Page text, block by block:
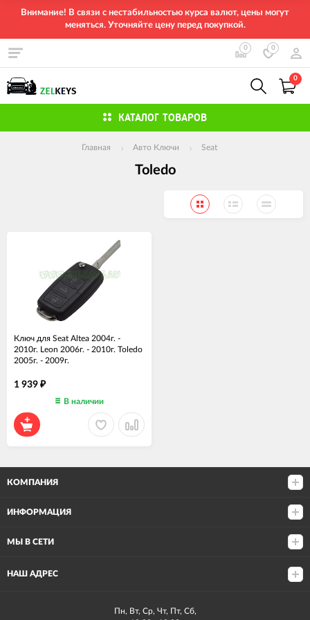
Внимание! В связи с нестабильностью курса валют, цены могут
меняться. Уточняйте цену перед покупкой.
0 0
0
КАТАЛОГ ТОВАРОВ
Главная Авто Ключи Seat
Toledo
Ключ для Seat Altea 2004г. -
2010г. Leon 2006г. - 2010г. Toledo
2005г. - 2009г.
1 939 ₽
В наличии
КОМПАНИЯ
ИНФОРМАЦИЯ
МЫ В СЕТИ
НАШ АДРЕС
Пн, Вт, Ср, Чт, Пт, Сб,